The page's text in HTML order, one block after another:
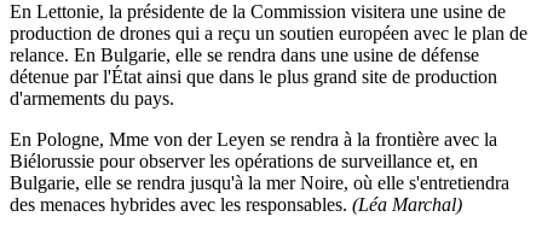
En Lettonie, la présidente de la Commission visitera une usine de
production de drones qui a reçu un soutien européen avec le plan de
relance. En Bulgarie, elle se rendra dans une usine de défense
détenue par l'État ainsi que dans le plus grand site de production
d'armements du pays.
En Pologne, Mme von der Leyen se rendra à la frontière avec la
Biélorussie pour observer les opérations de surveillance et, en
Bulgarie, elle se rendra jusqu'à la mer Noire, où elle s'entretiendra
des menaces hybrides avec les responsables. (Léa Marchal)